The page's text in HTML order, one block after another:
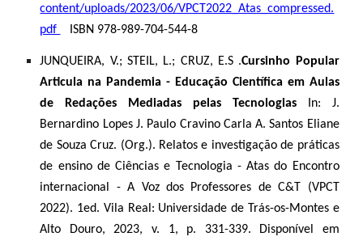
content/uploads/2023/06/VPCT2022_Atas_compressed.
pdf
ISBN 978-989-704-544-8
JUNQUEIRA, V.; STEIL, L.; CRUZ, E.S .Cursinho Popular
Articula na Pandemia - Educação Científica em Aulas
de Redações Mediadas pelas TecnologiasIn: J.
Bernardino Lopes J. Paulo Cravino Carla A. Santos Eliane
de Souza Cruz. (Org.). Relatos e investigação de práticas
de ensino de Ciências e Tecnologia - Atas do Encontro
internacional - A Voz dos Professores de C&T (VPCT
2022). 1ed. Vila Real: Universidade de Trás-os-Montes e
Alto Douro, 2023, v. 1, p. 331-339. Disponível em